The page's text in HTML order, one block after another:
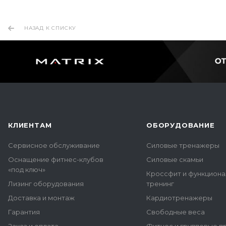
НАЗАД К СПИСКУ
КЛИЕНТАМ
Сервисное обслуживание
Оснащение фитнес-клубов
«под ключ»
Лизинг оборудования
Доставка и монтаж
Гарантия
ОБОРУДОВАНИЕ
Силовые тренажеры
Силовые скамьи
Кроссфит и
тренинг
Кардиотренажеры
Свободные веса